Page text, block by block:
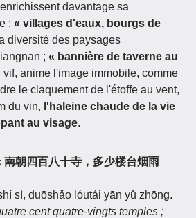
davantage sa
: « villages d'eaux, bourgs de
diversité des paysages
; « bannière de taverne au
vif, anime l'image immobile, comme
le claquement de l'étoffe au vent,
du vin, l'haleine chaude de la vie
au visage.
朝四百八十寺，多少楼台烟雨
sì, duōshǎo lóutái yān yǔ zhōng.
cent quatre-vingts temples ;